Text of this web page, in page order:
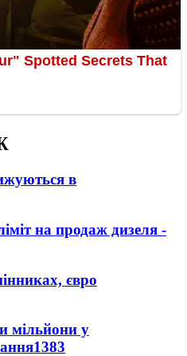
в
на продаж дизеля -
євро
мільйони у
1383